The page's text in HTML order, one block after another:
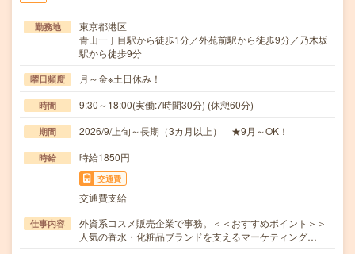
勤務地
東京都港区
青山一丁目駅から徒歩1分／外苑前駅から徒歩9分／乃木坂
駅から徒歩9分
曜日頻度 月～金※土日休み！
時間 9:30～18:00(実働:7時間30分) (休憩60分)
期間 2026/9/上旬～長期（3カ月以上） ★9月～OK！
時給 時給1850円
交通費
交通費支給
仕事内容
外資系コスメ販売企業で事務。＜＜おすすめポイント＞＞
人気の香水・化粧品ブランドを支えるマーケティング…